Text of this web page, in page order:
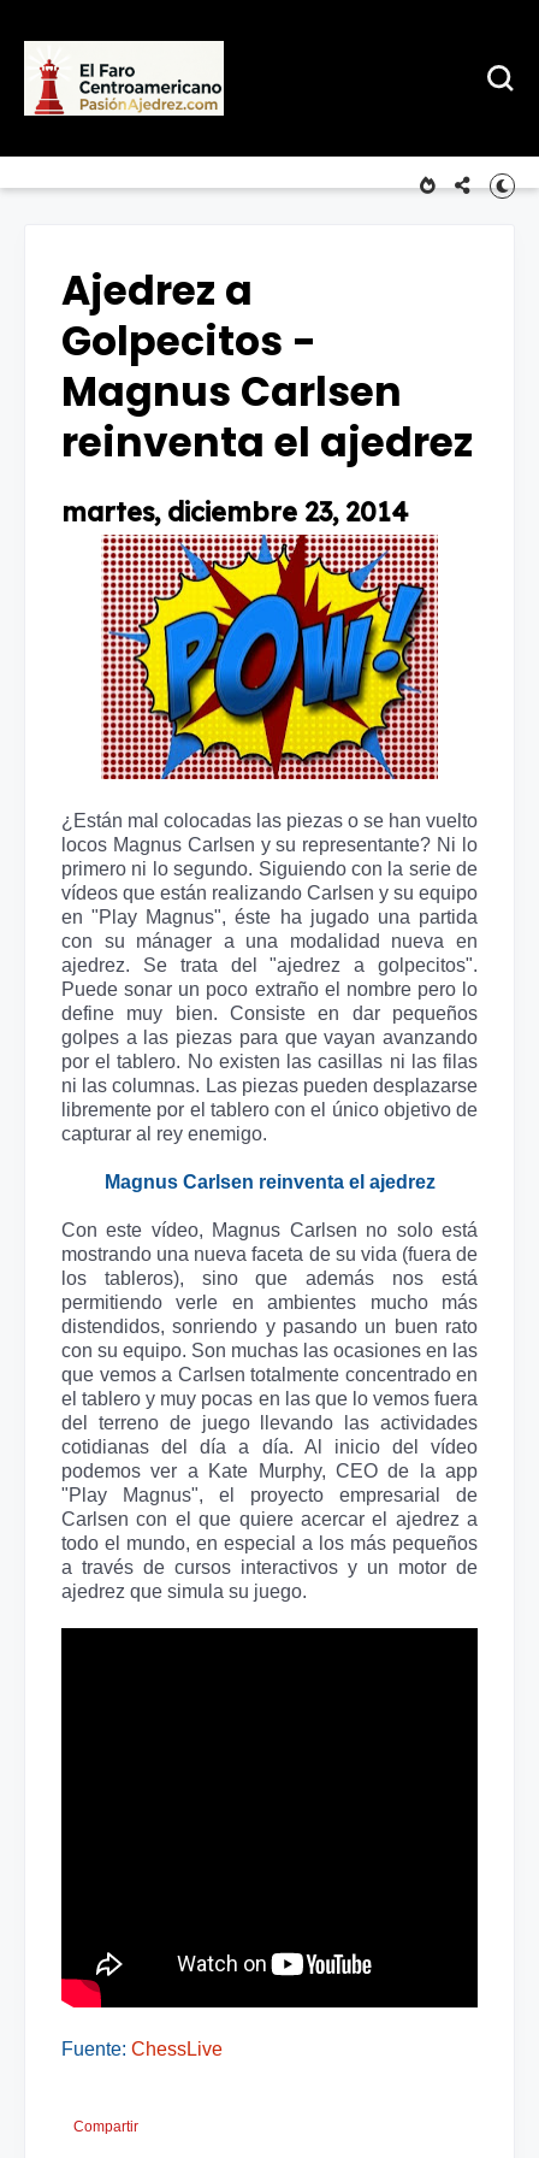
Ajedrez a
Golpecitos -
Magnus Carlsen
reinventa el ajedrez
martes, diciembre 23, 2014
¿Están mal colocadas las piezas o se han vuelto
locos Magnus Carlsen y su representante? Ni lo
primero ni lo segundo. Siguiendo con la serie de
vídeos que están realizando Carlsen y su equipo
en "Play Magnus", éste ha jugado una partida
con su mánager a una modalidad nueva en
ajedrez. Se trata del "ajedrez a golpecitos".
Puede sonar un poco extraño el nombre pero lo
define muy bien. Consiste en dar pequeños
golpes a las piezas para que vayan avanzando
por el tablero. No existen las casillas ni las filas
ni las columnas. Las piezas pueden desplazarse
libremente por el tablero con el único objetivo de
capturar al rey enemigo.
Magnus Carlsen reinventa el ajedrez
Con este vídeo, Magnus Carlsen no solo está
mostrando una nueva faceta de su vida (fuera de
los tableros), sino que además nos está
permitiendo verle en ambientes mucho más
distendidos, sonriendo y pasando un buen rato
con su equipo. Son muchas las ocasiones en las
que vemos a Carlsen totalmente concentrado en
el tablero y muy pocas en las que lo vemos fuera
del terreno de juego llevando las actividades
cotidianas del día a día. Al inicio del vídeo
podemos ver a Kate Murphy, CEO de la app
"Play Magnus", el proyecto empresarial de
Carlsen con el que quiere acercar el ajedrez a
todo el mundo, en especial a los más pequeños
a través de cursos interactivos y un motor de
ajedrez que simula su juego.
Fuente: ChessLive
Compartir